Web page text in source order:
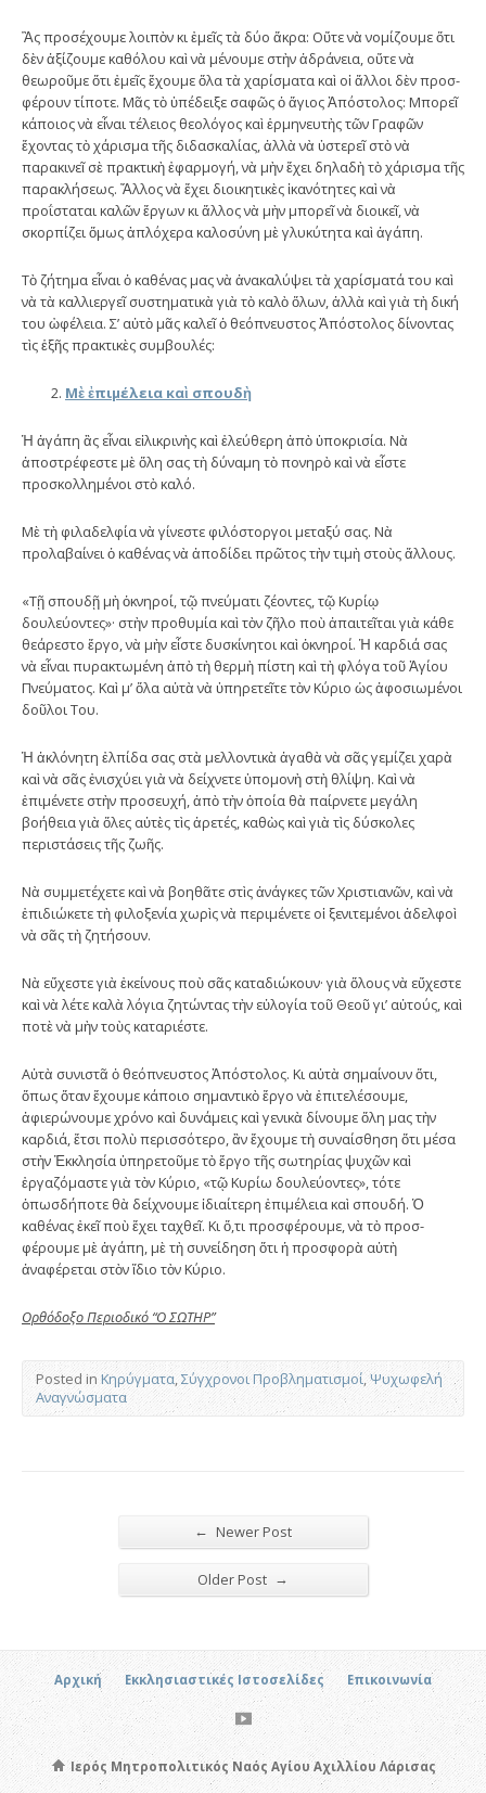
Ἂς προσέχουμε λοιπὸν κι ἐμεῖς τὰ δύο ἄκρα: Οὔτε νὰ νομίζουμε ὅτι
δὲν ἀξίζουμε καθόλου καὶ νὰ μένουμε στὴν ἀδράνεια, οὔτε νὰ
θεωροῦμε ὅτι ἐμεῖς ἔχουμε ὅλα τὰ χαρίσματα καὶ οἱ ἄλλοι δὲν προσ­
φέρουν τίποτε. Μᾶς τὸ ὑπέδειξε σαφῶς ὁ ἅγιος Ἀπόστολος: Μπορεῖ
κάποιος νὰ εἶναι τέ­λειος θεολόγος καὶ ἑρμηνευτὴς τῶν Γρα­φῶν
ἔχοντας τὸ χάρισμα τῆς διδασκαλίας, ἀλλὰ νὰ ὑστερεῖ στὸ νὰ
παρακινεῖ σὲ πρακτικὴ ἐφαρμογή, νὰ μὴν ἔχει δηλαδὴ τὸ χάρισμα τῆς
παρακλήσεως. Ἄλλος νὰ ἔχει διοικητικὲς ἱκανότητες καὶ νὰ
προΐσταται καλῶν ἔργων κι ἄλλος νὰ μὴν μπορεῖ νὰ διοικεῖ, νὰ
σκορπίζει ὅμως ἁ­πλόχερα καλοσύνη μὲ γλυκύτητα καὶ ἀγάπη.
Τὸ ζήτημα εἶναι ὁ καθένας μας νὰ ἀνακαλύψει τὰ χαρίσματά του καὶ
νὰ τὰ καλλιεργεῖ συστηματικὰ γιὰ τὸ καλὸ ὅλων, ἀλλὰ καὶ γιὰ τὴ δική
του ὠφέλεια. Σ’ αὐτὸ μᾶς καλεῖ ὁ θεόπνευστος Ἀπόστολος δίνοντας
τὶς ἑξῆς πρακτικὲς συμβουλές:
Μὲἐπιμέλεια καὶ σπουδὴ
Ἡ ἀγάπη ἂς εἶναι εἰλικρινὴς καὶ ἐλεύθερη ἀπὸ ὑπο­κρι­σία. Νὰ
ἀποστρέφεστε μὲ ὅλη σας τὴ δύναμη τὸ πονηρὸ καὶ νὰ εἶστε
προσκολλημένοι στὸ καλό.
Μὲ τὴ φιλαδελφία νὰ γίνεστε φιλόστοργοι μεταξύ σας. Νὰ
προλαβαίνει ὁ καθένας νὰ ἀποδίδει πρῶτος τὴν τιμὴ στοὺς ἄλλους.
«Τῇ σπουδῇ μὴ ὀκνηροί, τῷ πνεύματι ζέοντες, τῷ Κυρίῳ
δουλεύοντες»· στὴν προθυμία καὶ τὸν ζῆλο ποὺ ἀπαιτεῖται γιὰ κάθε
θεάρεστο ἔργο, νὰ μὴν εἶστε δυσκίνητοι καὶ ὀκνηροί. Ἡ καρδιά σας
νὰ εἶναι πυρακτωμένη ἀπὸ τὴ θερμὴ πίστη καὶ τὴ φλόγα τοῦ Ἁγίου
Πνεύματος. Καὶ μ’ ὅλα αὐτὰ νὰ ὑπηρετεῖτε τὸν Κύριο ὡς ἀφοσιωμένοι
δοῦλοι Του.
Ἡ ἀκλόνητη ἐλπίδα σας στὰ μελλοντικὰ ἀγαθὰ νὰ σᾶς γεμίζει χαρὰ
καὶ νὰ σᾶς ἐνισχύει γιὰ νὰ δείχνετε ὑπομονὴ στὴ θλίψη. Καὶ νὰ
ἐπιμένετε στὴν προσευχή, ἀπὸ τὴν ὁποία θὰ παίρνετε μεγάλη
βοήθεια γιὰ ὅλες αὐ­τὲς τὶς ἀρετές, καθὼς καὶ γιὰ τὶς δύσκολες
περιστάσεις τῆς ζωῆς.
Νὰ συμμετέχετε καὶ νὰ βοηθᾶτε στὶς ἀνάγκες τῶν Χριστιανῶν, καὶ νὰ
ἐπιδιώκετε τὴ φιλοξενία χωρὶς νὰ πε­ριμένετε οἱ ξενιτεμένοι ἀδελφοὶ
νὰ σᾶς τὴ ζητήσουν.
Νὰ εὔχεστε γιὰ ἐκείνους ποὺ σᾶς καταδιώκουν· γιὰ ὅλους νὰ εὔχεστε
καὶ νὰ λέτε καλὰ λόγια ζητώντας τὴν εὐλογία τοῦ Θεοῦ γι’ αὐτούς, καὶ
ποτὲ νὰ μὴν τοὺς κα­ταριέστε.
Αὐτὰ συνιστᾶ ὁ θεόπνευστος Ἀπόστο­λος. Κι αὐτὰ σημαίνουν ὅτι,
ὅπως ὅταν ἔχουμε κάποιο σημαντικὸ ἔργο νὰ ἐπιτελέσουμε,
ἀφιερώνουμε χρόνο καὶ δυνάμεις καὶ γενικὰ δίνουμε ὅλη μας τὴν
καρδιά, ἔτσι πολὺ περισσότερο, ἂν ἔχουμε τὴ συν­αίσθηση ὅτι μέσα
στὴν Ἐκκλησία ὑπηρετοῦμε τὸ ἔργο τῆς σωτηρίας ψυχῶν καὶ
ἐργαζόμαστε γιὰ τὸν Κύριο, «τῷ Κυρίω δουλεύοντες», τότε
ὁπωσδήποτε θὰ δείχνουμε ἰδιαίτερη ἐπιμέλεια καὶ σπουδή. Ὁ
καθένας ἐκεῖ ποὺ ἔχει ταχθεῖ. Κι ὅ,τι προσ­φέρουμε, νὰ τὸ προσ­
φέρουμε μὲ ἀγάπη, μὲ τὴ συνείδηση ὅτι ἡ προσ­φορὰ αὐτὴ
ἀναφέρεται στὸν ἴδιο τὸν Κύριο.
Ορθόδοξο Περιοδικό “Ο ΣΩΤΗΡ”
Posted in Κηρύγματα,Σύγχρονοι Προβληματισμοί,Ψυχωφελή
Αναγνώσματα
← Newer Post
Older Post →
Αρχική Εκκλησιαστικές Ιστοσελίδες Επικοινωνία
Ιερός Μητροπολιτικός Ναός Αγίου Αχιλλίου Λάρισας